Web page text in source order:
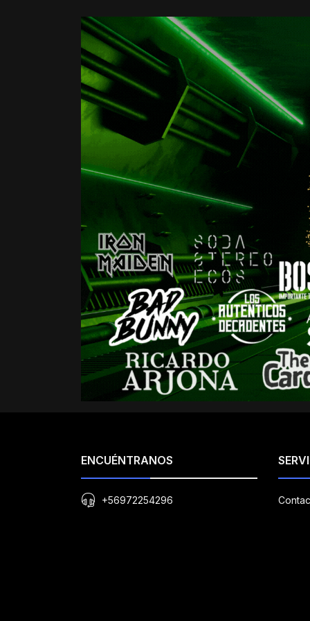
ENCUÉNTRANOS
+56972254296